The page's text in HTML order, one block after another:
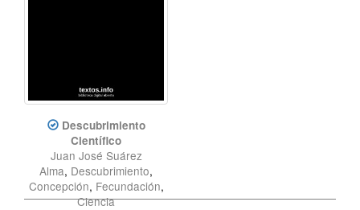
Descubrimiento
Científico
Juan José Suárez
Alma, Descubrimiento,
Concepción, Fecundación,
Ciencia